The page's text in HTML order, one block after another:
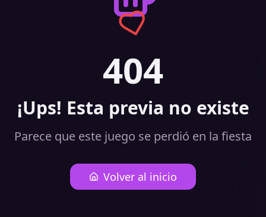
404
¡Ups! Esta previa no existe
Parece que este juego se perdió en la fiesta
Volver al inicio